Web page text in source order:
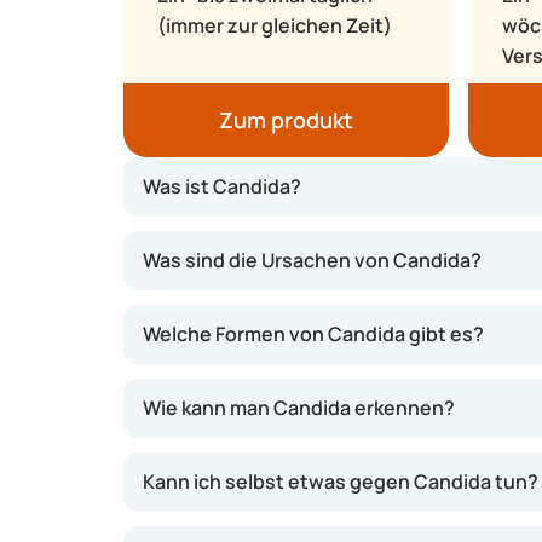
(immer zur gleichen Zeit)
Zum produkt
Was ist Candida?
Candida ist eine Pilzinfektion, die durch
Diese Hefe gedeiht besonders gut in einer
Regel keine Beschwerden. Durch
Was sind die Ursachen von Candida?
Welche Formen von Candida gibt es?
Wie kann man Candida erkennen?
Kann ich selbst etwas gegen Candida tun?